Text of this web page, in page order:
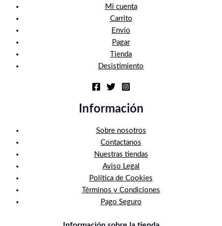
Mi cuenta
Carrito
Envío
Pagar
Tienda
Desistimiento
Información
Sobre nosotros
Contactanos
Nuestras tiendas
Aviso Legal
Política de Cookies
Términos y Condiciones
Pago Seguro